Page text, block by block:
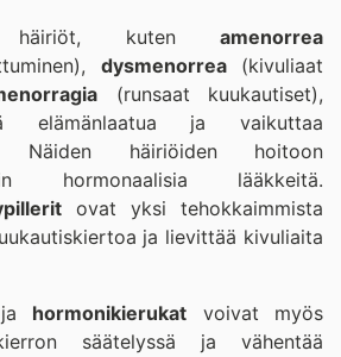
häiriöt, kuten amenorrea
dysmenorrea(kivuliaat
(runsaat kuukautiset),
elämänlaatua ja vaikuttaa
Näiden häiriöiden hoitoon
hormonaalisia lääkkeitä.
ovat yksi tehokkaimmista
ja lievittää kivuliaita
hormonikierukat voivat myös
säätelyssä ja vähentää